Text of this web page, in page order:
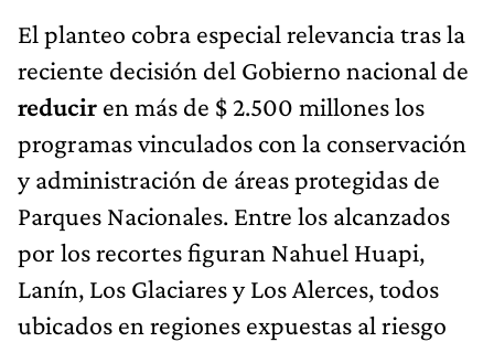
El planteo cobra especial relevancia tras la
reciente decisión del Gobierno nacional de
reducir en más de $ 2.500 millones los
programas vinculados con la conservación
y administración de áreas protegidas de
Parques Nacionales. Entre los alcanzados
por los recortes figuran Nahuel Huapi,
Lanín, Los Glaciares y Los Alerces, todos
ubicados en regiones expuestas al riesgo